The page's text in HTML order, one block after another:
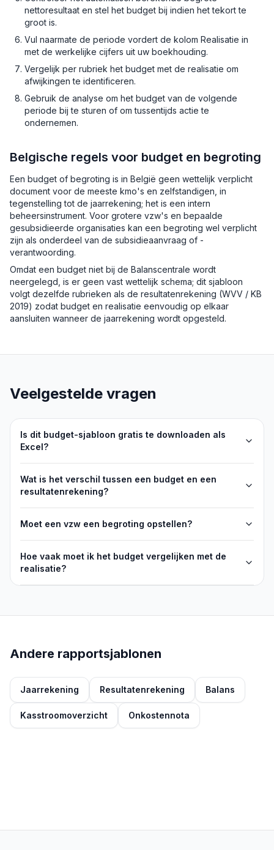
nettoresultaat en stel het budget bij indien het tekort te
groot is.
Vul naarmate de periode vordert de kolom Realisatie in
met de werkelijke cijfers uit uw boekhouding.
Vergelijk per rubriek het budget met de realisatie om
afwijkingen te identificeren.
Gebruik de analyse om het budget van de volgende
periode bij te sturen of om tussentijds actie te
ondernemen.
Belgische regels voor budget en begroting
Een budget of begroting is in België geen wettelijk verplicht
document voor de meeste kmo's en zelfstandigen, in
tegenstelling tot de jaarrekening; het is een intern
beheersinstrument. Voor grotere vzw's en bepaalde
gesubsidieerde organisaties kan een begroting wel verplicht
zijn als onderdeel van de subsidieaanvraag of -
verantwoording.
Omdat een budget niet bij de Balanscentrale wordt
neergelegd, is er geen vast wettelijk schema; dit sjabloon
volgt dezelfde rubrieken als de resultatenrekening (WVV / KB
2019) zodat budget en realisatie eenvoudig op elkaar
aansluiten wanneer de jaarrekening wordt opgesteld.
Veelgestelde vragen
Is dit budget-sjabloon gratis te downloaden als
Excel?
Wat is het verschil tussen een budget en een
resultatenrekening?
Moet een vzw een begroting opstellen?
Hoe vaak moet ik het budget vergelijken met de
realisatie?
Andere rapportsjablonen
Jaarrekening Resultatenrekening Balans
Kasstroomoverzicht Onkostennota